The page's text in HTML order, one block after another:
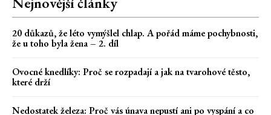
20 důkazů, že léto vymýšlel chlap. A pořád máme pochybnosti,
že u toho byla žena – 2. díl
Ovocné knedlíky: Proč se rozpadají a jak na tvarohové těsto,
které drží
Nedostatek železa: Proč vás únava nepustí ani po vyspání a co